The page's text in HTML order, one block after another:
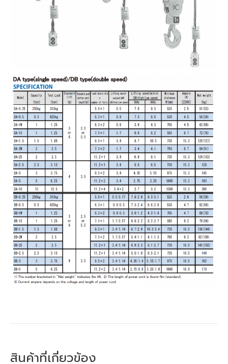
สินค้าที่เกี่ยวข้อง